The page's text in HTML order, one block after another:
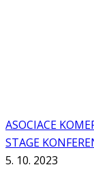
ASOCIACE
STAGE
5. 10. 2023